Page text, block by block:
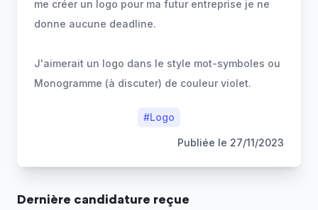
me créer un logo pour ma futur entreprise je ne
donne aucune deadline.
J'aimerait un logo dans le style mot-symboles ou
Monogramme (à discuter) de couleur violet.
#Logo
Publiée le 27/11/2023
Dernière candidature reçue